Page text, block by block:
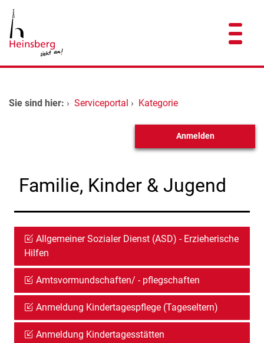
Zum Hauptinhalt springen
Zum Header
Zum Hauptinhalt
Zum Footer
Dienstleistungen A-Z
Sie sind hier: › Serviceportal › Kategorie
Anmelden
Familie, Kinder & Jugend
Allgemeiner Sozialer Dienst (ASD) - Erzieherische
Hilfen
Amtsvormundschaften/ - pflegschaften
Anmeldung Kindertagespflege (Tageseltern)
Anmeldung Kindertagesstätten